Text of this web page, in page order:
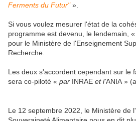
Ferments du Futur"».
Si vous voulez mesurer l'état de la
programme est devenu, le lendemain, «
pour le Ministère de l'Enseignement
Recherche.
Les deux s'accordent cependant sur le
sera co-piloté « par INRAE et l’ANIA »
L e 12 septembre 2022, le Ministère de